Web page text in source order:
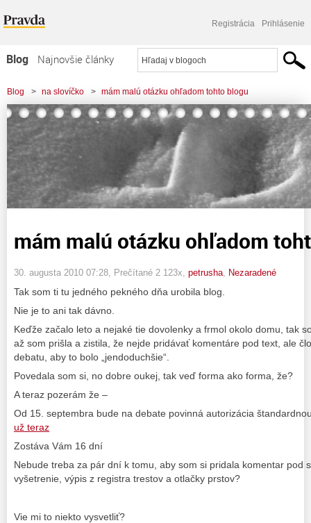
Registrácia Prihlásenie
Blog
Najnovšie články
Najčítanejšie články
Najkomentovanejšie články
Zoznam blogov
Komerčné blogy
Blog > na slovíčko > mám malú otázku ohľadom tohto blogu
mám malú otázku ohľadom
30. augusta 2010 07:28 , Prečítané 2 123x, petrusha Nezaradené
Tak som ti tu jedného pekného dňa urobila blog.
Nie je to ani tak dávno.
Keďže začalo leto a nejaké tie dovolenky a frmol okolo domu, tak
až som prišla a zistila, že nejde pridávať komentáre pod text, ale
debatu, aby to bolo „jendoduchšie“.
Povedala som si, no dobre oukej, tak veď forma ako forma, že?
A teraz pozerám že –
Od 15. septembra bude na debate povinná autorizácia
už teraz
Zostáva Vám 16 dní
Nebude treba za pár dní k tomu, aby som si pridala komentar pod
vyšetrenie, výpis z registra trestov a otlačky prstov?
Vie mi to niekto vysvetliť?